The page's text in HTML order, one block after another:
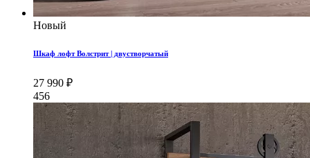
Новый
Шкаф лофт Волстрит | двустворчатый
27 990 ₽
456